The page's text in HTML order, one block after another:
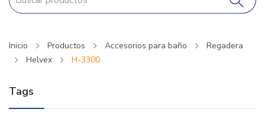
Inicio Productos Accesorios para baño
Regadera
Helvex
H-3300
Tags